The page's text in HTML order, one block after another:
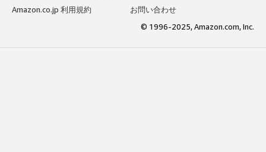
Amazon.co.jp 利用規約
お問い合わせ
© 1996-2025, Amazon.com, Inc.